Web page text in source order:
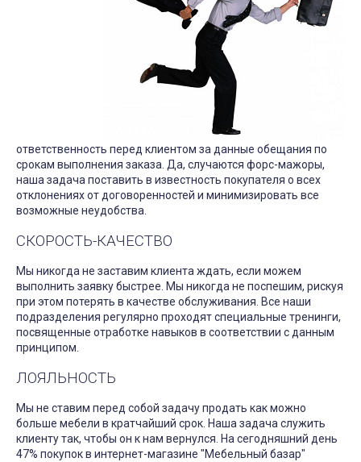
ответственность перед клиентом за данные обещания по
срокам выполнения заказа. Да, случаются форс-мажоры,
наша задача поставить в известность покупателя о всех
отклонениях от договоренностей и минимизировать все
возможные неудобства.
СКОРОСТЬ-КАЧЕСТВО
Мы никогда не заставим клиента ждать, если можем
выполнить заявку быстрее. Мы никогда не поспешим, рискуя
при этом потерять в качестве обслуживания. Все наши
подразделения регулярно проходят специальные тренинги,
посвященные отработке навыков в соответствии с данным
принципом.
ЛОЯЛЬНОСТЬ
Мы не ставим перед собой задачу продать как можно
больше мебели в кратчайший срок. Наша задача служить
клиенту так, чтобы он к нам вернулся. На сегодняшний день
47% покупок в интернет-магазине "Мебельный базар"